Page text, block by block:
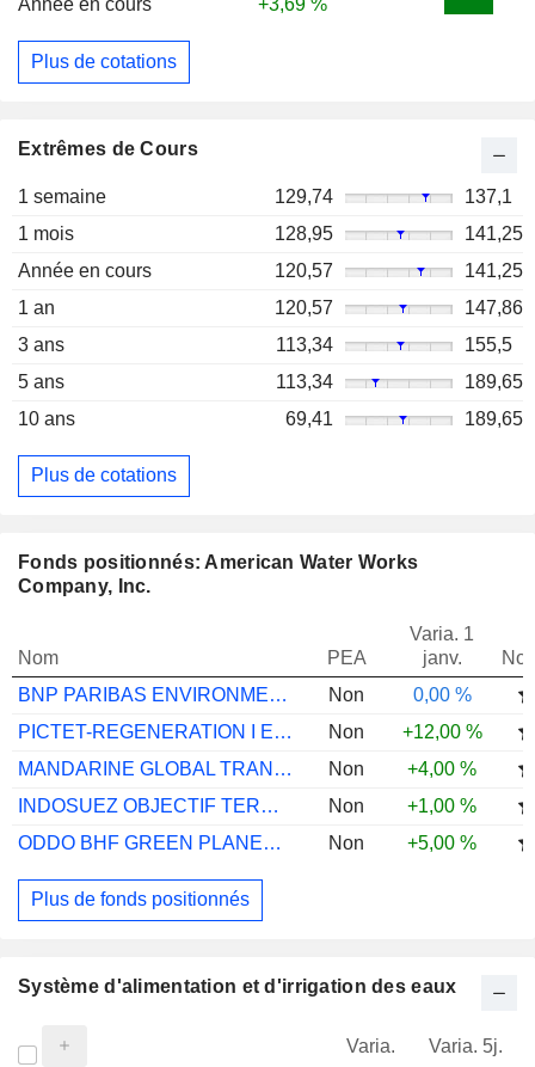
Année en cours
+3,69 %
Plus de cotations
Extrêmes de Cours
1 semaine 129,74
137,1
1 mois
128,95
141,25
Année en cours
120,57
141,25
1 an
120,57
147,86
3 ans
113,34
155,5
5 ans
113,34
189,65
10 ans
69,41 189,65
Plus de cotations
Fonds positionnés: American Water Works
Company, Inc.
Nom PEA
Varia. 1
janv.
BNP PARIBAS ENVIRONMENTAL SOLU I CAP
Non
0,00 %
PICTET-REGENERATION I EUR
Non
+12,00 %
MANDARINE GLOBAL TRANSITION R
Non
+4,00 %
INDOSUEZ OBJECTIF TERRE M
Non
+1,00 %
ODDO BHF GREEN PLANET CR EUR ACC
Non +5,00 %
Plus de fonds positionnés
Système d'alimentation et d'irrigation des eaux
Varia. Varia. 5j.